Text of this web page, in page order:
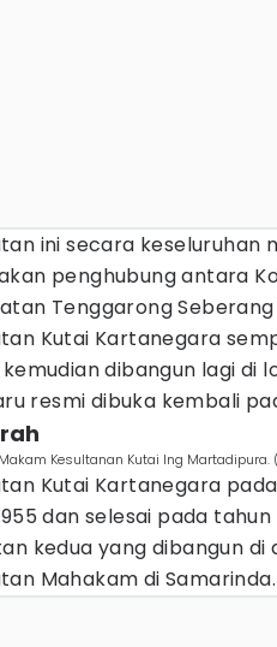
ini secara keseluruhan
penghubung antara
Tenggarong
Kutai Kartanegara
dibangun lagi di
resmi dibuka kembali
Kesultanan Kutai Ing
Kutai Kartanegara
dan selesai pada
kedua yang dibangun di
Mahakam di Samarinda.